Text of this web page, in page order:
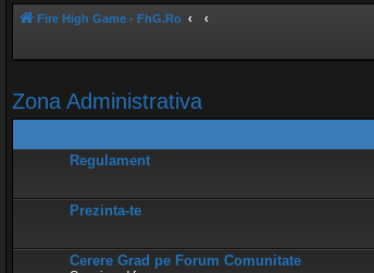
Fire High Game - FhG.Ro
Zona Administrativa
Regulament
Prezinta-te
Cerere Grad pe Forum Comunitate